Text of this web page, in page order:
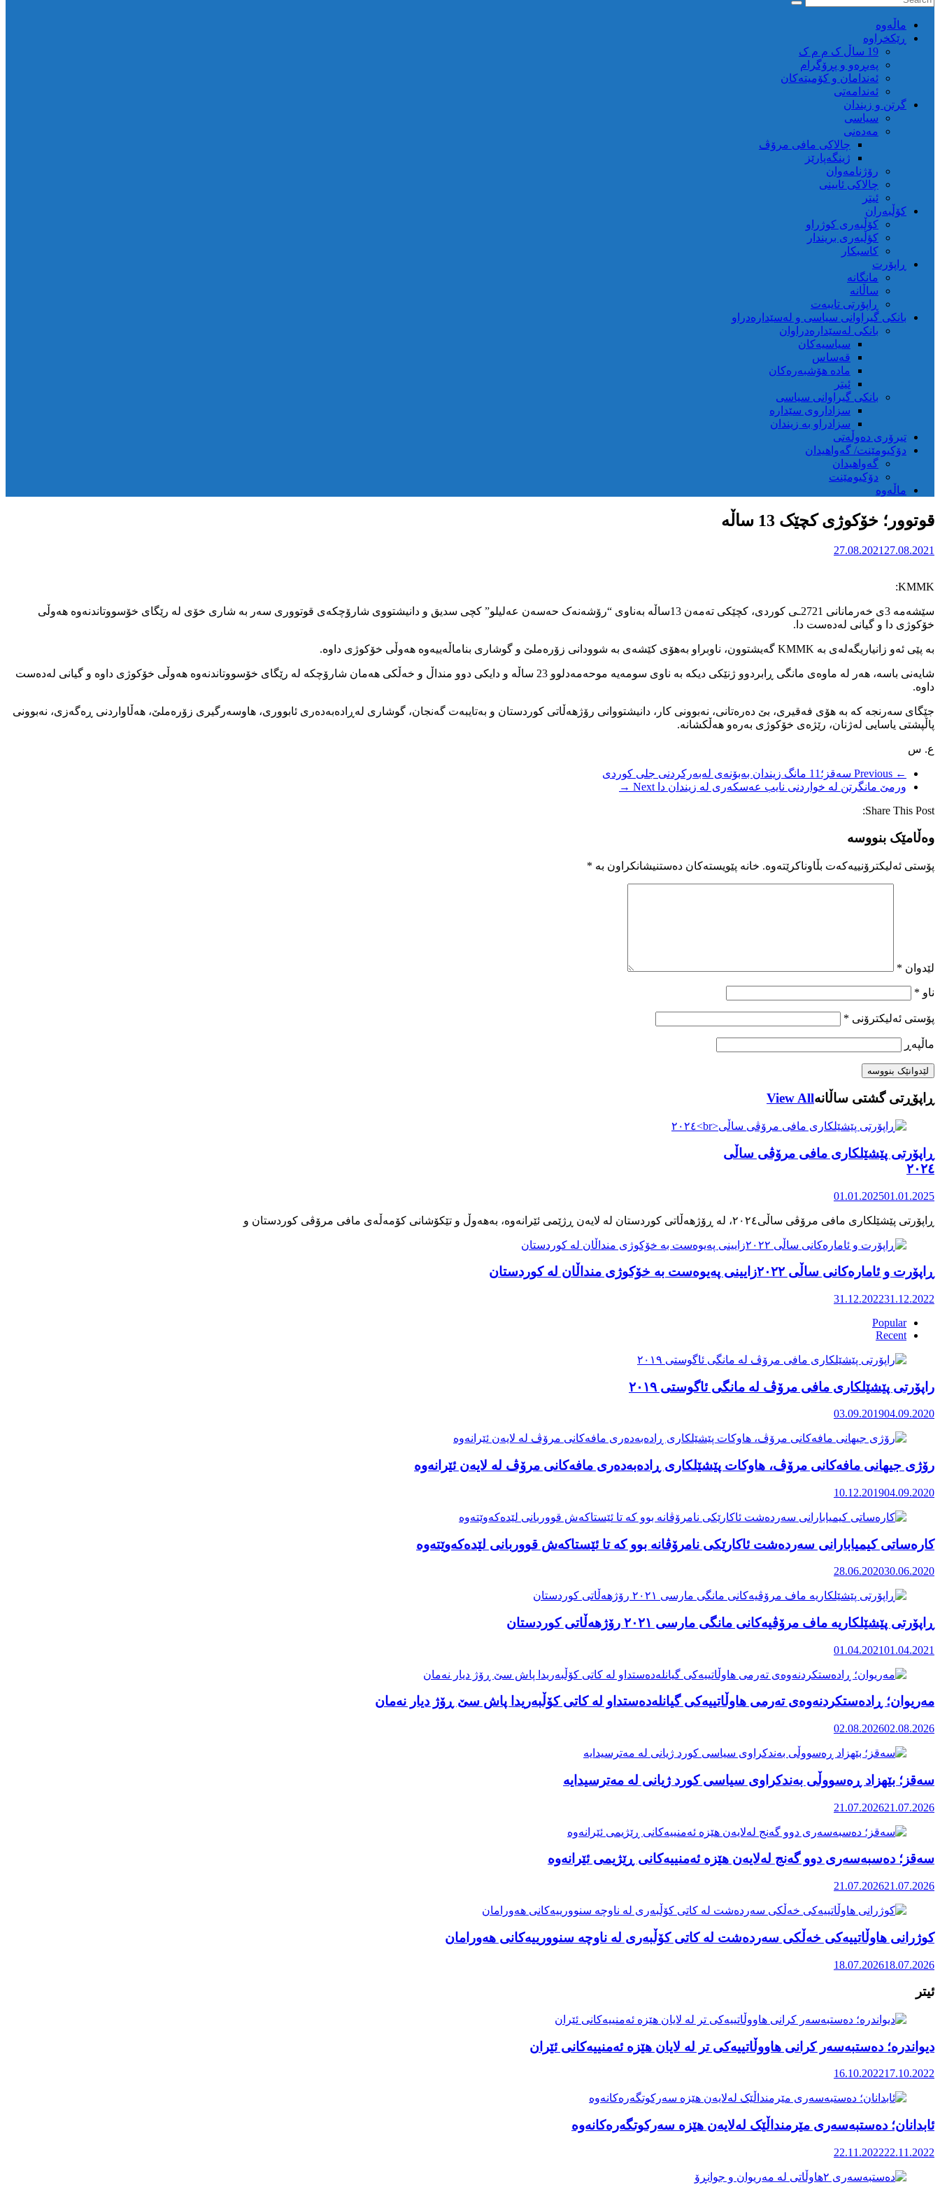
ماڵه‌وه‌
ڕێکخراوە
19 ساڵ ک م م ک
پەیڕەو و پڕۆگرام
ئەندامان و کۆمیتەکان
ئەندامەتی
گرتن و زیندان
سیاسی
مەدەنی
چالاکی مافی مرۆڤ
ژینگەپارێز
رۆژنامەوان
چالاکی ئایینی
ئیتر
کۆڵبەران
کۆڵبەری کوژراو
کؤڵبەری بریندار
کاسبکار
ڕاپۆرت
مانگانە
ساڵانە
ڕاپۆرتی تایبەت
بانکی گیراوانی سیاسی و لەسێدارەدراو
بانکی لەسێدارەدراوان
سیاسیەکان
قەساس
مادە هۆشبەرەکان
ئیتر
بانکی گیراوانی سیاسی
سزاداروی سێدارە
سزادراو بە زیندان
تیرۆری دەوڵەتی
دۆکیومێنت/ گەواهیدان
گەواهیدان
دۆکیومێنت
ماڵەوە
قوتوور؛ خۆکوژی کچێک 13 ساڵە
27.08.2021 27.08.2021
KMMK:
سێشەمە 3ی خەرمانانی 2721ـی کوردی، کچێکی تەمەن 13ساڵە بەناوی “رۆشەنەک حەسەن عەلیلو” کچی سدیق و دانیشتووی شارۆچکەی قوتووری سەر بە شاری خۆی لە رێگای خۆسووتاندنەوە هەوڵی
خۆکوژی دا و گیانی لەدەست دا.
بە پێی ئەو زانیاریگەلەی بە KMMK گەیشتوون، ناوبراو بەهۆی کێشەی بە شوودانی زۆرەملێ و گوشاری بناماڵەییەوە هەوڵی خۆکوژی داوە.
شایەنی باسە، هەر لە ماوەی مانگی ڕابردوو ژنێکی دیکە بە ناوی سومەیە موحەمەدلوو 23 ساڵە و دایکی دوو منداڵ و خەڵکی هەمان شارۆچکە لە رێگای خۆسووتاندنەوە هەوڵی خۆکوژی داوە و گیانی لەدەست
داوە.
جێگای سەرنجە کە بە هۆی فەقیری، بێ دەرەتانی، نەبوونی کار، دانیشتووانی رۆژهەڵاتی کوردستان و بەتایبەت گەنجان، گوشاری لەڕادەبەدەری ئابووری، هاوسەرگیری زۆرەملێ، هەڵاواردنی ڕەگەزی، نەبوونی
پاڵپشتی یاسایی لەژنان، رێژەی خۆکوژی بەرەو هەڵکشانە.
ع. س
← Previous
سەقز؛11 مانگ زیندان بەبۆنەی لەبەرکردنی جلی کوردی
ورمێ مانگرتن لە خواردنی نایب عەسکەری لە زیندان دا Next →
Share This Post:
وەڵامێک بنووسە
پۆستی ئەلیکترۆنییەکەت بڵاوناکرێتەوە. خانە پێویستەکان دەستنیشانکراون بە *
لێدوان *
ناو *
پۆستی ئەلیکترۆنی *
ماڵپه‌ڕ
ڕاپۆڕتی گشتی ساڵانهView All
ڕاپۆرتی پێشێلکاری مافی مرۆڤی ساڵی
٢٠٢٤
01.01.202501.01.2025
ڕاپۆرت و ئامارەکانی ساڵی ٢٠٢٢زایینی پەیوەست بە خۆکوژی منداڵان لە کوردستان
31.12.202231.12.2022
Popular
Recent
راپۆرتی پێشێلكاری مافی مرۆڤ له‌ مانگی ئاگوستی ٢٠١٩
03.09.201904.09.2020
رۆژی جیهانی مافەکانی مرۆڤ، هاوکات پێشێلکاری ڕادەبەدەری مافەکانی مرۆڤ لە لایەن ئێرانەوە
10.12.201904.09.2020
کارەساتی کیمیابارانی سەردەشت ئاکارێکی نامرۆڤانە بوو کە تا ئێستاکەش قووربانی لێدەکەوێتەوە
28.06.202030.06.2020
ڕاپۆرتی پێشێلکاریە ماف مرۆڤیەکانی مانگی مارسی ٢٠٢١ رۆژهەڵاتی کوردستان
01.04.202101.04.2021
مەریوان؛ ڕادەستکردنەوەی تەرمی هاوڵاتییەکی گیانلەدەستداو لە کاتی کۆڵبەریدا پاش سێ ڕۆژ دیار نەمان
02.08.202602.08.2026
سەقز؛ بێهزاد ڕەسووڵی بەندکراوی سیاسی کورد ژیانی لە مەترسیدایە
21.07.202621.07.2026
سەقز؛ دەسبەسەری دوو گەنج لەلایەن هێزە ئەمنییەکانی ڕێژیمی ئێرانەوە
21.07.202621.07.2026
کوژرانی هاوڵاتییەکی خەڵکی سەردەشت لە کاتی کۆڵبەری لە ناوچە سنوورییەکانی هەورامان
18.07.202618.07.2026
ئیتر
دیواندره؛ دەستبەسەر کرانی هاووڵاتییەکی تر لە لایان هێزە ئەمنییەکانی ئێران
16.10.202217.10.2022
ئابدانان؛ دەستبەسەری مێرمنداڵێک لەلایەن هێزە سەرکوتگەرەکانەوە
22.11.202222.11.2022